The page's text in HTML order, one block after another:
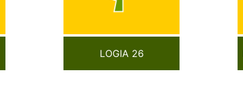
LOGIA 26